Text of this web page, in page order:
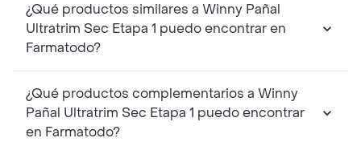
¿Qué productos similares a Winny Pañal
Ultratrim Sec Etapa 1 puedo encontrar en
Farmatodo?
¿Qué productos complementarios a Winny
Pañal Ultratrim Sec Etapa 1 puedo encontrar
en Farmatodo?